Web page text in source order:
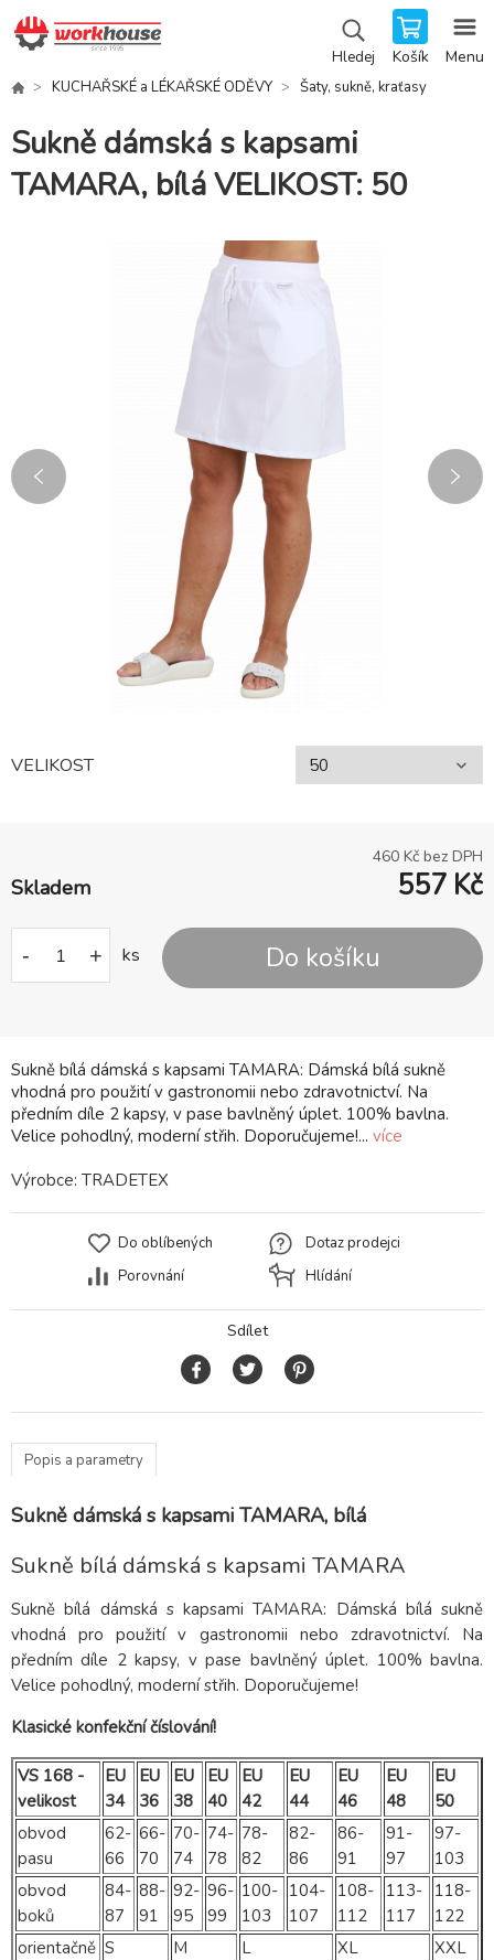
Hledej Košík Menu
KUCHAŘSKÉ a LÉKAŘSKÉ ODĚVY Šaty, sukně, kraťasy
Sukně dámská s kapsami
TAMARA, bílá VELIKOST: 50
Sukně bílá dámská s kapsami TAMARA: Dámská bílá sukně
vhodná pro použití v gastronomii nebo zdravotnictví. Na
předním díle 2 kapsy, v pase bavlněný úplet. 100% bavlna.
Velice pohodlný, moderní střih. Doporučujeme!... více
VELIKOST
460 Kč bez DPH
Skladem 557 Kč
- + ks Do košíku
Výrobce: TRADETEX
Do oblíbených
Porovnání
Dotaz prodejci
Hlídání
Sdílet
Popis a parametry
Sukně dámská s kapsami TAMARA, bílá
Sukně bílá dámská s kapsami TAMARA
Sukně bílá dámská s kapsami TAMARA: Dámská bílá sukně
vhodná pro použití v gastronomii nebo zdravotnictví. Na
předním díle 2 kapsy, v pase bavlněný úplet. 100% bavlna.
Velice pohodlný, moderní střih. Doporučujeme!
Klasické konfekční číslování!
VS 168 -
velikost
EU
34
EU
36
EU
38
EU
40
EU
42
EU
44
EU
46
EU
48
EU
50
obvod
pasu
62-
66
66-
70
70-
74
74-
78
78-
82
82-
86
86-
91
91-
97
97-
103
obvod
boků
84-
87
88-
91
92-
95
96-
99
100-
103
104-
107
108-
112
113-
117
118-
122
orientačně S M L XL XXL